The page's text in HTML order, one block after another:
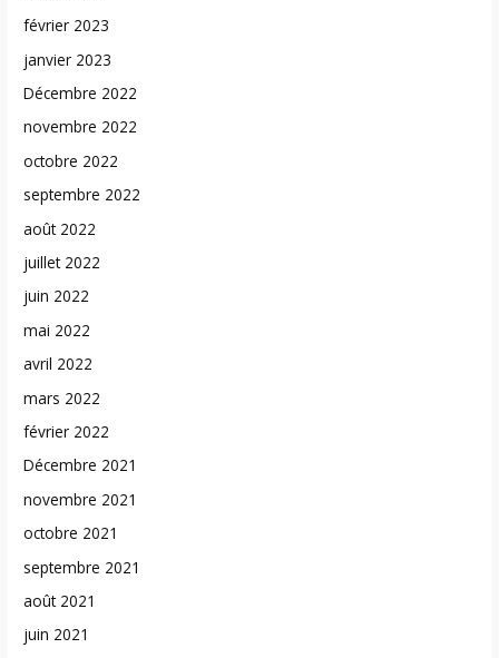
février 2023
janvier 2023
Décembre 2022
novembre 2022
octobre 2022
septembre 2022
août 2022
juillet 2022
juin 2022
mai 2022
avril 2022
mars 2022
février 2022
Décembre 2021
novembre 2021
octobre 2021
septembre 2021
août 2021
juin 2021